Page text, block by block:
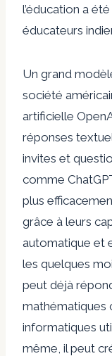
l’éducation a
éducateurs
Un grand
société
artificielle
réponses
invites et
comme
plus
grâce à leurs
automatique et
les quelques
peut déjà
mathématiques
informatiques
même, il peut